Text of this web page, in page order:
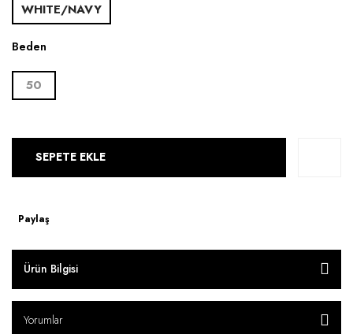
WHITE/NAVY
Beden
50
SEPETE EKLE
Paylaş
Ürün Bilgisi
Yorumlar